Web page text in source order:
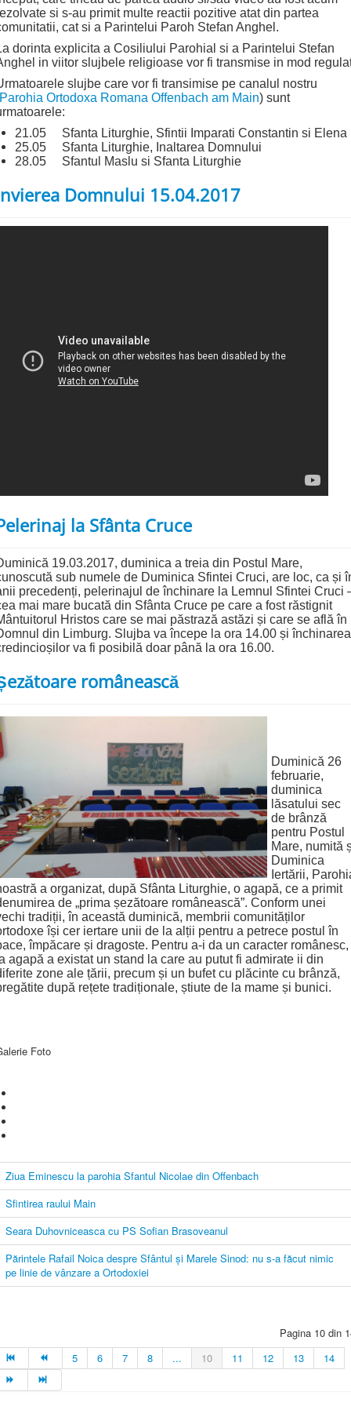
si s-au primit multe reactii pozitive atat din partea
cat si a Parintelui Paroh Stefan Anghel.
dorinta explicita a Cosiliului Parohial si a Parintelui Stefan
in viitor slujbele religioase vor fi transmise in mod
slujbe care vor fi transimise pe canalul nostru
Parohia Ortodoxa Romana Offenbach am Main) sunt
21.05 Sfanta Liturghie, Sfintii Imparati Constantin si Elena
25.05 Sfanta Liturghie, Inaltarea Domnului
28.05 Sfantul Maslu si Sfanta Liturghie
Domnului 15.04.2017
la Sfânta Cruce
19.03.2017, duminica a treia din Postul Mare,
sub numele de Duminica Sfintei Cruci, are loc, ca și
precedenți, pelerinajul de închinare la Lemnul Sfintei Cruci
mai mare bucată din Sfânta Cruce pe care a fost răstignit
Hristos care se mai păstrază astăzi și care se află în
din Limburg. Slujba va începe la ora 14.00 și închinarea
va fi posibilă doar până la ora 16.00.
românească
Duminică 26
februarie,
duminica
lăsatului sec
de brânză
pentru Postul
Mare, numită
Duminica
Iertării,
a organizat, după Sfânta Liturghie, o agapă, ce a primit
de „prima șezătoare românească”. Conform unei
tradiții, în această duminică, membrii comunităților
își cer iertare unii de la alții pentru a petrece postul în
împăcare și dragoste. Pentru a-i da un caracter românesc,
agapă a existat un stand la care au putut fi admirate ii din
zone ale țării, precum și un bufet cu plăcinte cu brânză,
după rețete tradiționale, știute de la mame și bunici.
Foto
Ziua Eminescu la parohia Sfantul Nicolae din Offenbach
Sfintirea raului Main
Seara Duhovniceasca cu PS Sofian Brasoveanul
Părintele Rafail Noica despre Sfântul şi Marele Sinod: nu s-a făcut nimic
pe linie de vânzare a Ortodoxiei
Pagina 10 din
5
6 7 8 ... 10 11 12 13 14